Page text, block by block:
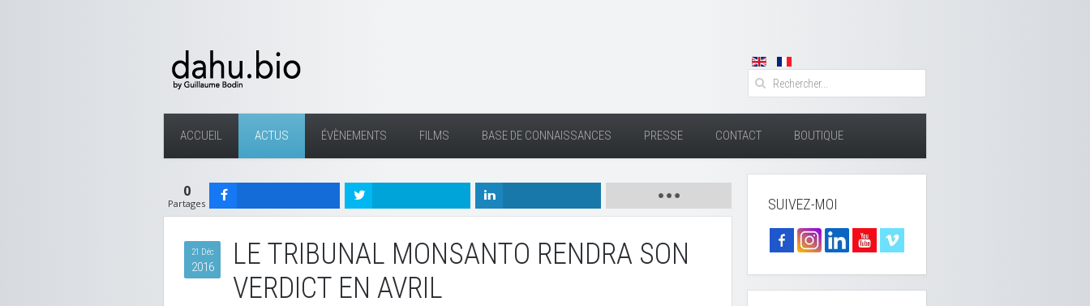
ACCUEIL ACTUS ÉVÈNEMENTS FILMS BASE DE CONNAISSANCES PRESSE CONTACT BOUTIQUE
0
Partages
21 Déc
2016
LE TRIBUNAL MONSANTO RENDRA SON
VERDICT EN AVRIL
SUIVEZ-MOI